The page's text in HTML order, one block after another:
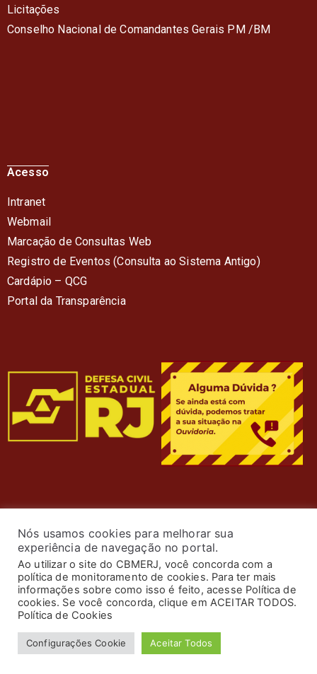
Licitações
Conselho Nacional de Comandantes Gerais PM /BM
Acesso
Intranet
Webmail
Marcação de Consultas Web
Registro de Eventos (Consulta ao Sistema Antigo)
Cardápio – QCG
Portal da Transparência
© 2024 Corpo de Bombeiros Militar do Estado do Rio de
Janeiro. Todos os Direitos Reservados. Desenvolvimento
por ASTI.
Nós usamos cookies para melhorar sua
experiência de navegação no portal.
Ao utilizar o site do CBMERJ, você concorda com a
política de monitoramento de cookies. Para ter mais
informações sobre como isso é feito, acesse Política de
cookies. Se você concorda, clique em ACEITAR TODOS.
Política de Cookies
Configurações Cookie Aceitar Todos